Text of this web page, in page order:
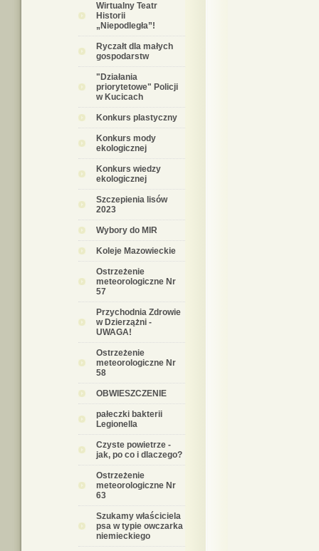
Wirtualny Teatr
Historii
„Niepodległa”!
Ryczałt dla małych
gospodarstw
"Działania
priorytetowe" Policji
w Kucicach
Konkurs plastyczny
Konkurs mody
ekologicznej
Konkurs wiedzy
ekologicznej
Szczepienia lisów
2023
Wybory do MIR
Koleje Mazowieckie
Ostrzeżenie
meteorologiczne Nr
57
Przychodnia Zdrowie
w Dzierzążni -
UWAGA!
Ostrzeżenie
meteorologiczne Nr
58
OBWIESZCZENIE
pałeczki bakterii
Legionella
Czyste powietrze -
jak, po co i dlaczego?
Ostrzeżenie
meteorologiczne Nr
63
Szukamy właściciela
psa w typie owczarka
niemieckiego